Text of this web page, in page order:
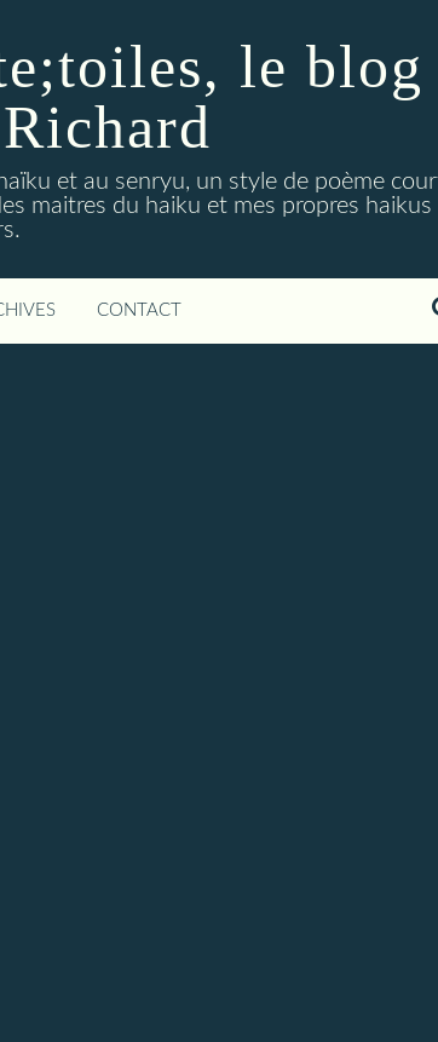
le blog
et au senryu, un style de poème
maitres du haiku et mes propres haikus
CONTACT